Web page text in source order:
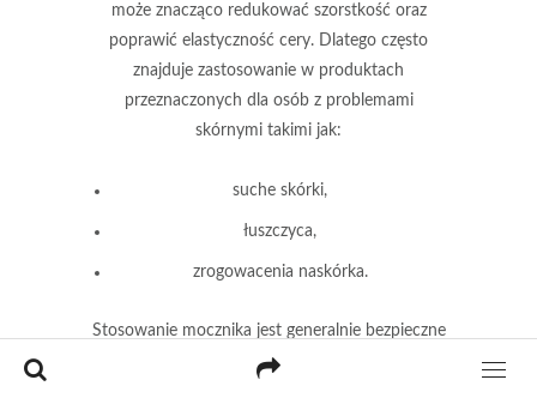
może znacząco redukować szorstkość oraz
poprawić elastyczność cery. Dlatego często
znajduje zastosowanie w produktach
przeznaczonych dla osób z problemami
skórnymi takimi jak:
suche skórki,
łuszczyca,
zrogowacenia naskórka.
Stosowanie mocznika jest generalnie bezpieczne
i rzadko prowadzi do reakcji alergicznych.